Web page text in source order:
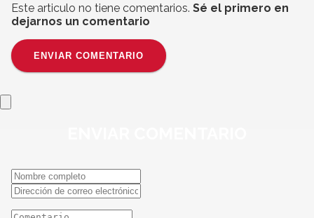
Este articulo no tiene comentarios. Sé el primero en
dejarnos un comentario
ENVIAR COMENTARIO